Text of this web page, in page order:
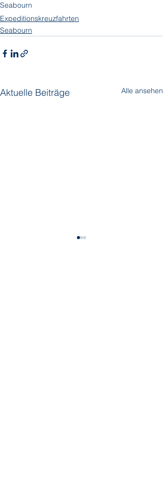
Seabourn
Expeditionskreuzfahrten
Seabourn
Aktuelle Beiträge Alle ansehen